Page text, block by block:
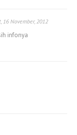
16 November, 2012
infonya